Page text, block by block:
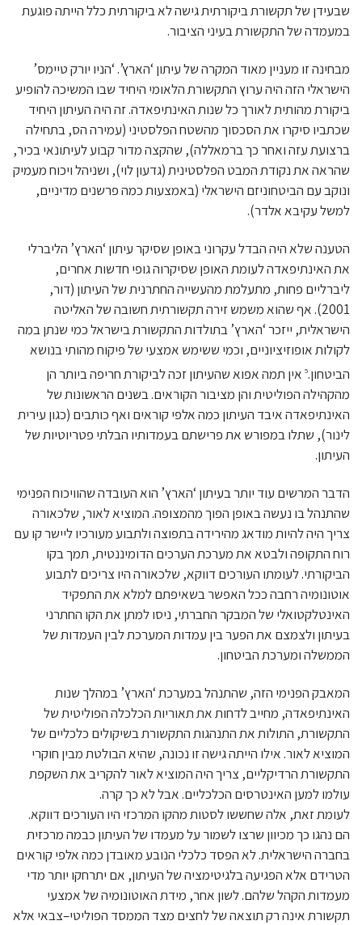
שבעידן של תקשורת ביקורתית גישה לא ביקורתית כלל הייתה פוגעת
במעמדה של התקשורת בעיני הציבור.
מבחינה זו מעניין מאוד המקרה של עיתון ‘הארץ’. ‘הניו יורק טיימס’
הישראלי הזה היה ערוץ התקשורת הלאומי היחיד שבו המשיכה להופיע
ביקורת מהותית לאורך כל שנות האינתיפאדה. זה היה העיתון היחיד
שכתביו סיקרו את הסכסוך מהשטח הפלסטיני (עמירה הס, בתחילה
ברצועת עזה ואחר כך ברמאללה), שהקצה מדור קבוע לעיתונאי בכיר,
שהראה את נקודת המבט הפלסטינית (גדעון לוי), ושניהל ויכוח מעמיק
ונוקב עם הביטחוניזם הישראלי (באמצעות כמה פרשנים מדיניים,
למשל עקיבא אלדר).
הטענה שלא היה הבדל עקרוני באופן שסיקר עיתון ‘הארץ’ הליברלי
את האינתיפאדה לעומת האופן שסיקרוה גופי חדשות אחרים,
ליברליים פחות, מתעלמת מהעשייה החתרנית של העיתון (דור,
2001). אף שהוא משמש זירה תקשורתית חשובה של האליטה
הישראלית, ייזכר ‘הארץ’ בתולדות התקשורת בישראל כמי שנתן במה
לקולות אופוזיציוניים, וכמי ששימש אמצעי של פיקוח מהותי בנושא
הביטחון.5 אין תמה אפוא שהעיתון זכה לביקורת חריפה ביותר הן
מהקהילה הפוליטית והן מציבור הקוראים. בשנים הראשונות של
האינתיפאדה איבד העיתון כמה אלפי קוראים ואף כותבים (כגון עירית
לינור), שתלו במפורש את פרישתם בעמדותיו הבלתי פטריוטיות של
העיתון.
הדבר המרשים עוד יותר בעיתון ‘הארץ’ הוא העובדה שהוויכוח הפנימי
שהתנהל בו נעשה באופן הפוך מהמצופה. המוציא לאור, שלכאורה
צריך היה להיות מודאג מהירידה בתפוצה ולתבוע מעורכיו ליישר קו עם
רוח התקופה ולבטא את מערכת הערכים הדומיננטית, תמך בקו
הביקורתי. לעומתו העורכים דווקא, שלכאורה היו צריכים לתבוע
אוטונומיה רחבה ככל האפשר בשאיפתם למלא את התפקיד
האינטלקטואלי של המבקר החברתי, ניסו למתן את הקו החתרני
בעיתון ולצמצם את הפער בין עמדות המערכת לבין העמדות של
הממשלה ומערכת הביטחון.
המאבק הפנימי הזה, שהתנהל במערכת ‘הארץ’ במהלך שנות
האינתיפאדה, מחייב לדחות את תאוריות הכלכלה הפוליטית של
התקשורת, התולות את התנהגות התקשורת בשיקולים כלכליים של
המוציא לאור. אילו הייתה גישה זו נכונה, שהיא הבולטת מבין חוקרי
התקשורת הרדיקליים, צריך היה המוציא לאור להקריב את השקפת
עולמו למען האינטרסים הכלכליים. אבל לא כך קרה.
לעומת זאת, אלה שחששו לסטות מהקו המרכזי היו העורכים דווקא.
הם נהגו כך מכיוון שרצו לשמור על מעמדו של העיתון כבמה מרכזית
בחברה הישראלית. לא הפסד כלכלי הנובע מאובדן כמה אלפי קוראים
הטרידם אלא הפגיעה בלגיטימציה של העיתון, אם יתרחקו יותר מדי
מעמדות הקהל שלהם. לשון אחר, מידת האוטונומיה של אמצעי
תקשורת אינה רק תוצאה של לחצים מצד הממסד הפוליטי–צבאי אלא